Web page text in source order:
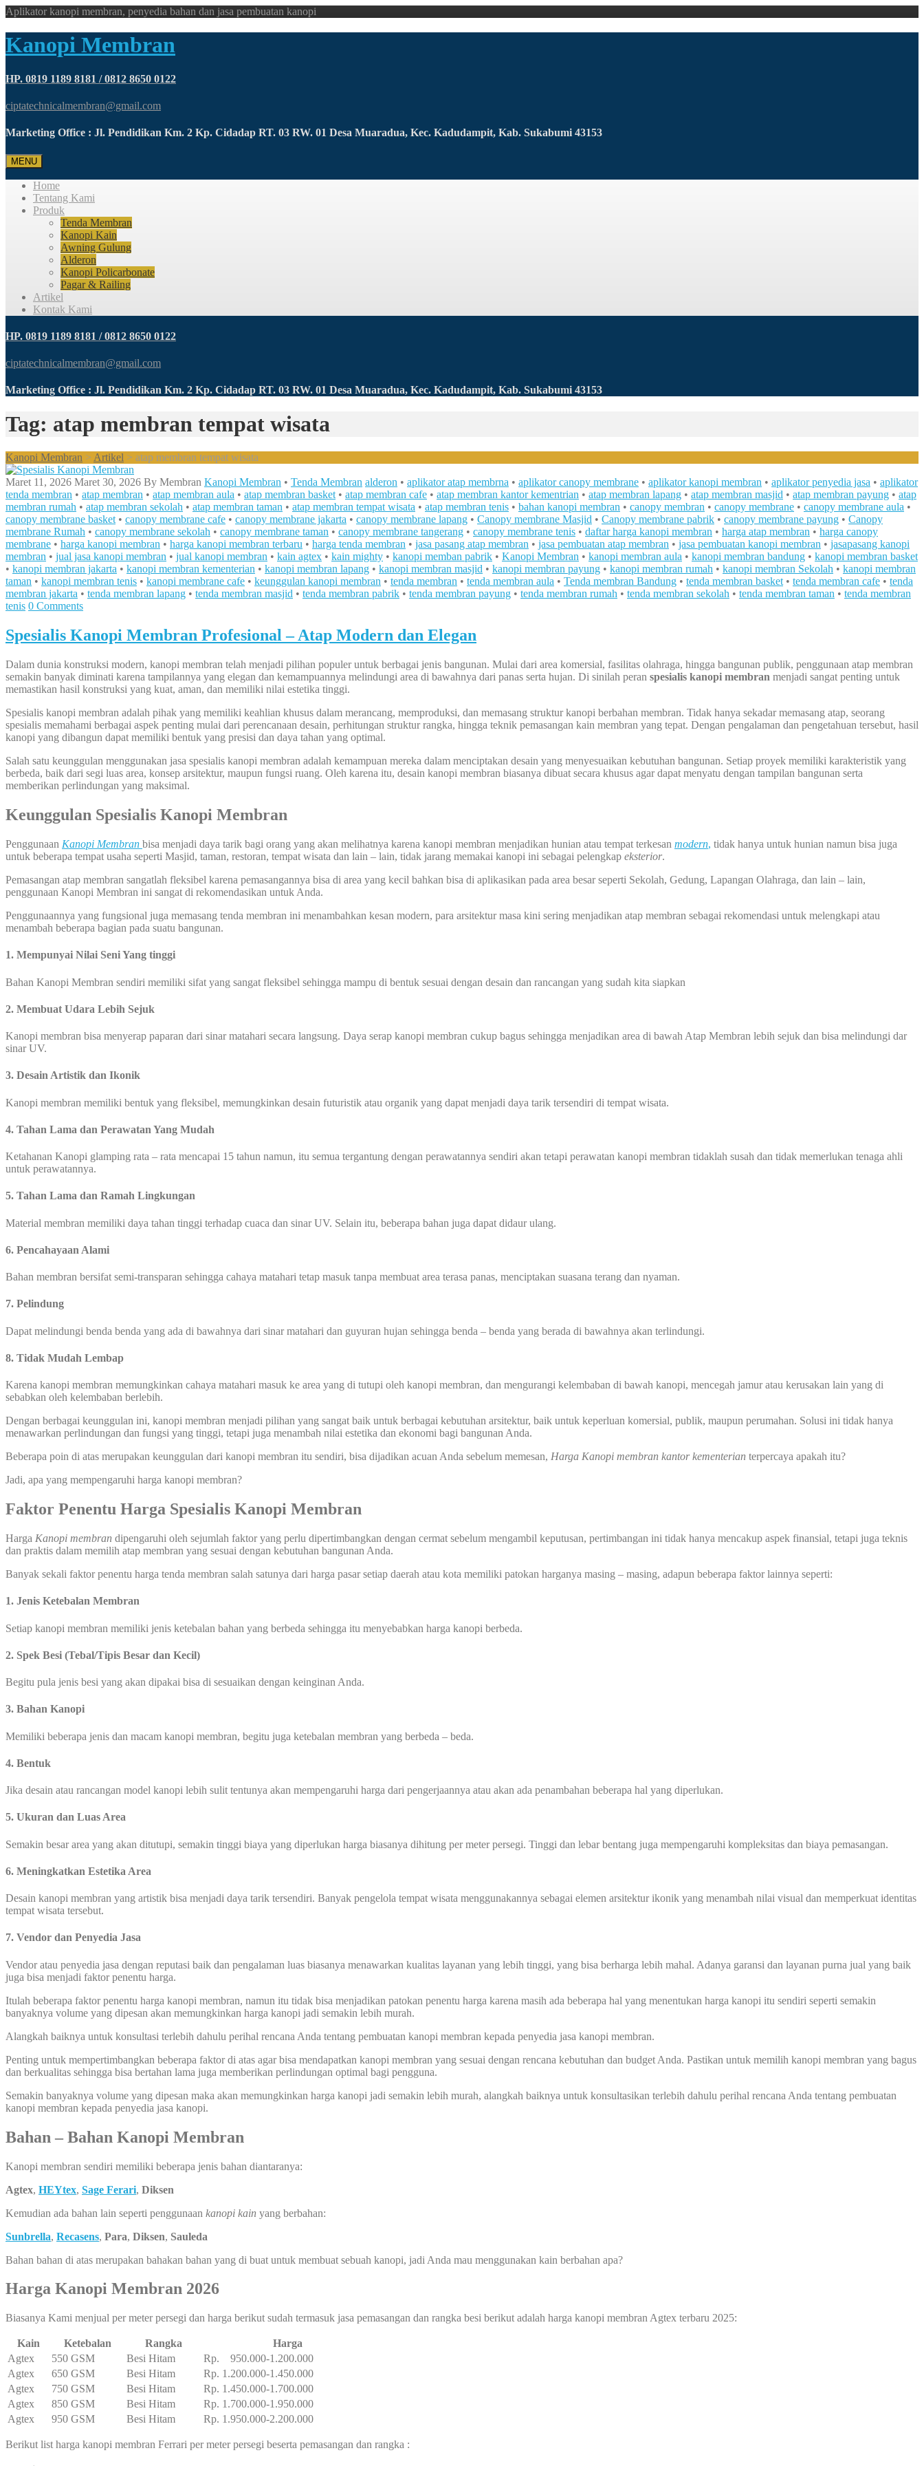
Aplikator kanopi membran, penyedia bahan dan jasa pembuatan kanopi
Kanopi Membran
HP. 0819 1189 8181 / 0812 8650 0122
ciptatechnicalmembran@gmail.com
Marketing Office : Jl. Pendidikan Km. 2 Kp. Cidadap RT. 03 RW. 01 Desa Muaradua, Kec. Kadudampit, Kab. Sukabumi 43153
MENU
Home
Tentang Kami
Produk
Tenda Membran
Kanopi Kain
Awning Gulung
Alderon
Kanopi Policarbonate
Pagar & Railing
Artikel
Kontak Kami
HP. 0819 1189 8181 / 0812 8650 0122
ciptatechnicalmembran@gmail.com
Marketing Office : Jl. Pendidikan Km. 2 Kp. Cidadap RT. 03 RW. 01 Desa Muaradua, Kec. Kadudampit, Kab. Sukabumi 43153
Tag: atap membran tempat wisata
Kanopi Membran > Artikel > atap membran tempat wisata
Maret 11, 2026 Maret 30, 2026 By Membran Kanopi Membran • Tenda Membran alderon • aplikator atap membrna • aplikator canopy membrane • aplikator kanopi membran • aplikator penyedia jasa • aplikator
tenda membran • atap membran • atap membran aula • atap membran basket • atap membran cafe • atap membran kantor kementrian • atap membran lapang • atap membran masjid • atap membran payung • atap
membran rumah • atap membran sekolah • atap membran taman • atap membran tempat wisata • atap membran tenis • bahan kanopi membran • canopy membran • canopy membrane • canopy membrane aula •
canopy membrane basket • canopy membrane cafe • canopy membrane jakarta • canopy membrane lapang • Canopy membrane Masjid • Canopy membrane pabrik • canopy membrane payung • Canopy
membrane Rumah • canopy membrane sekolah • canopy membrane taman • canopy membrane tangerang • canopy membrane tenis • daftar harga kanopi membran • harga atap membran • harga canopy
membrane • harga kanopi membran • harga kanopi membran terbaru • harga tenda membran • jasa pasang atap membran • jasa pembuatan atap membran • jasa pembuatan kanopi membran • jasapasang kanopi
membran • jual jasa kanopi membran • jual kanopi membran • kain agtex • kain mighty • kanopi memban pabrik • Kanopi Membran • kanopi membran aula • kanopi membran bandung • kanopi membran basket
• kanopi membran jakarta • kanopi membran kementerian • kanopi membran lapang • kanopi membran masjid • kanopi membran payung • kanopi membran rumah • kanopi membran Sekolah • kanopi membran
taman • kanopi membran tenis • kanopi membrane cafe • keunggulan kanopi membran • tenda membran • tenda membran aula • Tenda membran Bandung • tenda membran basket • tenda membran cafe • tenda
membran jakarta • tenda membran lapang • tenda membran masjid • tenda membran pabrik • tenda membran payung • tenda membran rumah • tenda membran sekolah • tenda membran taman • tenda membran
tenis 0 Comments
Spesialis Kanopi Membran Profesional – Atap Modern dan Elegan
Dalam dunia konstruksi modern, kanopi membran telah menjadi pilihan populer untuk berbagai jenis bangunan. Mulai dari area komersial, fasilitas olahraga, hingga bangunan publik, penggunaan atap membran
semakin banyak diminati karena tampilannya yang elegan dan kemampuannya melindungi area di bawahnya dari panas serta hujan. Di sinilah peran spesialis kanopi membran menjadi sangat penting untuk
memastikan hasil konstruksi yang kuat, aman, dan memiliki nilai estetika tinggi.
Spesialis kanopi membran adalah pihak yang memiliki keahlian khusus dalam merancang, memproduksi, dan memasang struktur kanopi berbahan membran. Tidak hanya sekadar memasang atap, seorang
spesialis memahami berbagai aspek penting mulai dari perencanaan desain, perhitungan struktur rangka, hingga teknik pemasangan kain membran yang tepat. Dengan pengalaman dan pengetahuan tersebut, hasil
kanopi yang dibangun dapat memiliki bentuk yang presisi dan daya tahan yang optimal.
Salah satu keunggulan menggunakan jasa spesialis kanopi membran adalah kemampuan mereka dalam menciptakan desain yang menyesuaikan kebutuhan bangunan. Setiap proyek memiliki karakteristik yang
berbeda, baik dari segi luas area, konsep arsitektur, maupun fungsi ruang. Oleh karena itu, desain kanopi membran biasanya dibuat secara khusus agar dapat menyatu dengan tampilan bangunan serta
memberikan perlindungan yang maksimal.
Keunggulan Spesialis Kanopi Membran
Penggunaan Kanopi Membran bisa menjadi daya tarik bagi orang yang akan melihatnya karena kanopi membran menjadikan hunian atau tempat terkesan modern, tidak hanya untuk hunian namun bisa juga
untuk beberapa tempat usaha seperti Masjid, taman, restoran, tempat wisata dan lain – lain, tidak jarang memakai kanopi ini sebagai pelengkap eksterior.
Pemasangan atap membran sangatlah fleksibel karena pemasangannya bisa di area yang kecil bahkan bisa di aplikasikan pada area besar seperti Sekolah, Gedung, Lapangan Olahraga, dan lain – lain,
penggunaan Kanopi Membran ini sangat di rekomendasikan untuk Anda.
Penggunaannya yang fungsional juga memasang tenda membran ini menambahkan kesan modern, para arsitektur masa kini sering menjadikan atap membran sebagai rekomendasi untuk melengkapi atau
menambah beberapa bagian pada suatu bangunan.
1. Mempunyai Nilai Seni Yang tinggi
Bahan Kanopi Membran sendiri memiliki sifat yang sangat fleksibel sehingga mampu di bentuk sesuai dengan desain dan rancangan yang sudah kita siapkan
2. Membuat Udara Lebih Sejuk
Kanopi membran bisa menyerap paparan dari sinar matahari secara langsung. Daya serap kanopi membran cukup bagus sehingga menjadikan area di bawah Atap Membran lebih sejuk dan bisa melindungi dar
sinar UV.
3. Desain Artistik dan Ikonik
Kanopi membran memiliki bentuk yang fleksibel, memungkinkan desain futuristik atau organik yang dapat menjadi daya tarik tersendiri di tempat wisata.
4. Tahan Lama dan Perawatan Yang Mudah
Ketahanan Kanopi glamping rata – rata mencapai 15 tahun namun, itu semua tergantung dengan perawatannya sendiri akan tetapi perawatan kanopi membran tidaklah susah dan tidak memerlukan tenaga ahli
untuk perawatannya.
5. Tahan Lama dan Ramah Lingkungan
Material membran memiliki daya tahan tinggi terhadap cuaca dan sinar UV. Selain itu, beberapa bahan juga dapat didaur ulang.
6. Pencahayaan Alami
Bahan membran bersifat semi-transparan sehingga cahaya matahari tetap masuk tanpa membuat area terasa panas, menciptakan suasana terang dan nyaman.
7. Pelindung
Dapat melindungi benda benda yang ada di bawahnya dari sinar matahari dan guyuran hujan sehingga benda – benda yang berada di bawahnya akan terlindungi.
8. Tidak Mudah Lembap
Karena kanopi membran memungkinkan cahaya matahari masuk ke area yang di tutupi oleh kanopi membran, dan mengurangi kelembaban di bawah kanopi, mencegah jamur atau kerusakan lain yang di
sebabkan oleh kelembaban berlebih.
Dengan berbagai keunggulan ini, kanopi membran menjadi pilihan yang sangat baik untuk berbagai kebutuhan arsitektur, baik untuk keperluan komersial, publik, maupun perumahan. Solusi ini tidak hanya
menawarkan perlindungan dan fungsi yang tinggi, tetapi juga menambah nilai estetika dan ekonomi bagi bangunan Anda.
Beberapa poin di atas merupakan keunggulan dari kanopi membran itu sendiri, bisa dijadikan acuan Anda sebelum memesan, Harga Kanopi membran kantor kementerian terpercaya apakah itu?
Jadi, apa yang mempengaruhi harga kanopi membran?
Faktor Penentu Harga Spesialis Kanopi Membran
Harga Kanopi membran dipengaruhi oleh sejumlah faktor yang perlu dipertimbangkan dengan cermat sebelum mengambil keputusan, pertimbangan ini tidak hanya mencakup aspek finansial, tetapi juga teknis
dan praktis dalam memilih atap membran yang sesuai dengan kebutuhan bangunan Anda.
Banyak sekali faktor penentu harga tenda membran salah satunya dari harga pasar setiap daerah atau kota memiliki patokan harganya masing – masing, adapun beberapa faktor lainnya seperti:
1. Jenis Ketebalan Membran
Setiap kanopi membran memiliki jenis ketebalan bahan yang berbeda sehingga itu menyebabkan harga kanopi berbeda.
2. Spek Besi (Tebal/Tipis Besar dan Kecil)
Begitu pula jenis besi yang akan dipakai bisa di sesuaikan dengan keinginan Anda.
3. Bahan Kanopi
Memiliki beberapa jenis dan macam kanopi membran, begitu juga ketebalan membran yang berbeda – beda.
4. Bentuk
Jika desain atau rancangan model kanopi lebih sulit tentunya akan mempengaruhi harga dari pengerjaannya atau akan ada penambahan beberapa hal yang diperlukan.
5. Ukuran dan Luas Area
Semakin besar area yang akan ditutupi, semakin tinggi biaya yang diperlukan harga biasanya dihitung per meter persegi. Tinggi dan lebar bentang juga mempengaruhi kompleksitas dan biaya pemasangan.
6. Meningkatkan Estetika Area
Desain kanopi membran yang artistik bisa menjadi daya tarik tersendiri. Banyak pengelola tempat wisata menggunakannya sebagai elemen arsitektur ikonik yang menambah nilai visual dan memperkuat identitas
tempat wisata tersebut.
7. Vendor dan Penyedia Jasa
Vendor atau penyedia jasa dengan reputasi baik dan pengalaman luas biasanya menawarkan kualitas layanan yang lebih tinggi, yang bisa berharga lebih mahal. Adanya garansi dan layanan purna jual yang baik
juga bisa menjadi faktor penentu harga.
Itulah beberapa faktor penentu harga kanopi membran, namun itu tidak bisa menjadikan patokan penentu harga karena masih ada beberapa hal yang menentukan harga kanopi itu sendiri seperti semakin
banyaknya volume yang dipesan akan memungkinkan harga kanopi jadi semakin lebih murah.
Alangkah baiknya untuk konsultasi terlebih dahulu perihal rencana Anda tentang pembuatan kanopi membran kepada penyedia jasa kanopi membran.
Penting untuk mempertimbangkan beberapa faktor di atas agar bisa mendapatkan kanopi membran yang sesuai dengan rencana kebutuhan dan budget Anda. Pastikan untuk memilih kanopi membran yang bagus
dan berkualitas sehingga bisa bertahan lama juga memberikan perlindungan optimal bagi pengguna.
Semakin banyaknya volume yang dipesan maka akan memungkinkan harga kanopi jadi semakin lebih murah, alangkah baiknya untuk konsultasikan terlebih dahulu perihal rencana Anda tentang pembuatan
kanopi membran kepada penyedia jasa kanopi.
Bahan – Bahan Kanopi Membran
Kanopi membran sendiri memiliki beberapa jenis bahan diantaranya:
Agtex, HEYtex, Sage Ferari, Diksen
Kemudian ada bahan lain seperti penggunaan kanopi kain yang berbahan:
Sunbrella, Recasens, Para, Diksen, Sauleda
Bahan bahan di atas merupakan bahakan bahan yang di buat untuk membuat sebuah kanopi, jadi Anda mau menggunakan kain berbahan apa?
Harga Kanopi Membran 2026
Biasanya Kami menjual per meter persegi dan harga berikut sudah termasuk jasa pemasangan dan rangka besi berikut adalah harga kanopi membran Agtex terbaru 2025:
Kain Ketebalan Rangka
Harga
Agtex
550 GSM Besi Hitam
Rp. 950.000-1.200.000
Agtex
650 GSM Besi Hitam
Rp. 1.200.000-1.450.000
Agtex
750 GSM Besi Hitam
Rp. 1.450.000-1.700.000
Agtex
850 GSM Besi Hitam
Rp. 1.700.000-1.950.000
Agtex
950 GSM Besi Hitam Rp. 1.950.000-2.200.000
Berikut list harga kanopi membran Ferrari per meter persegi beserta pemasangan dan rangka :